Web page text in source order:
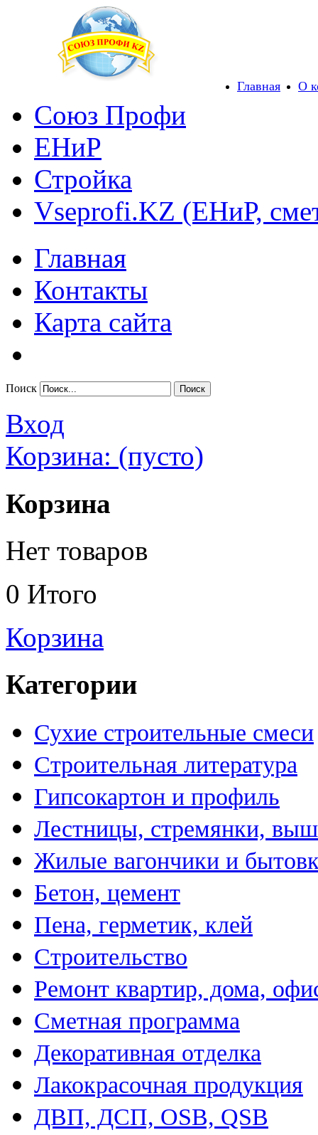
Главная О
Союз Профи
ЕНиР
Стройка
Vseprofi.KZ (ЕНиР,
Главная
Контакты
Карта сайта
Поиск
Вход
Корзина: (пусто)
Корзина
Нет товаров
0 Итого
Корзина
Категории
Сухие строительные смеси
Строительная литература
Гипсокартон и профиль
Лестницы, стремянки,
Жилые вагончики и
Бетон, цемент
Пена, герметик, клей
Строительство
Ремонт квартир, дома,
Сметная программа
Декоративная отделка
Лакокрасочная продукция
ДВП, ДСП, OSB, QSB